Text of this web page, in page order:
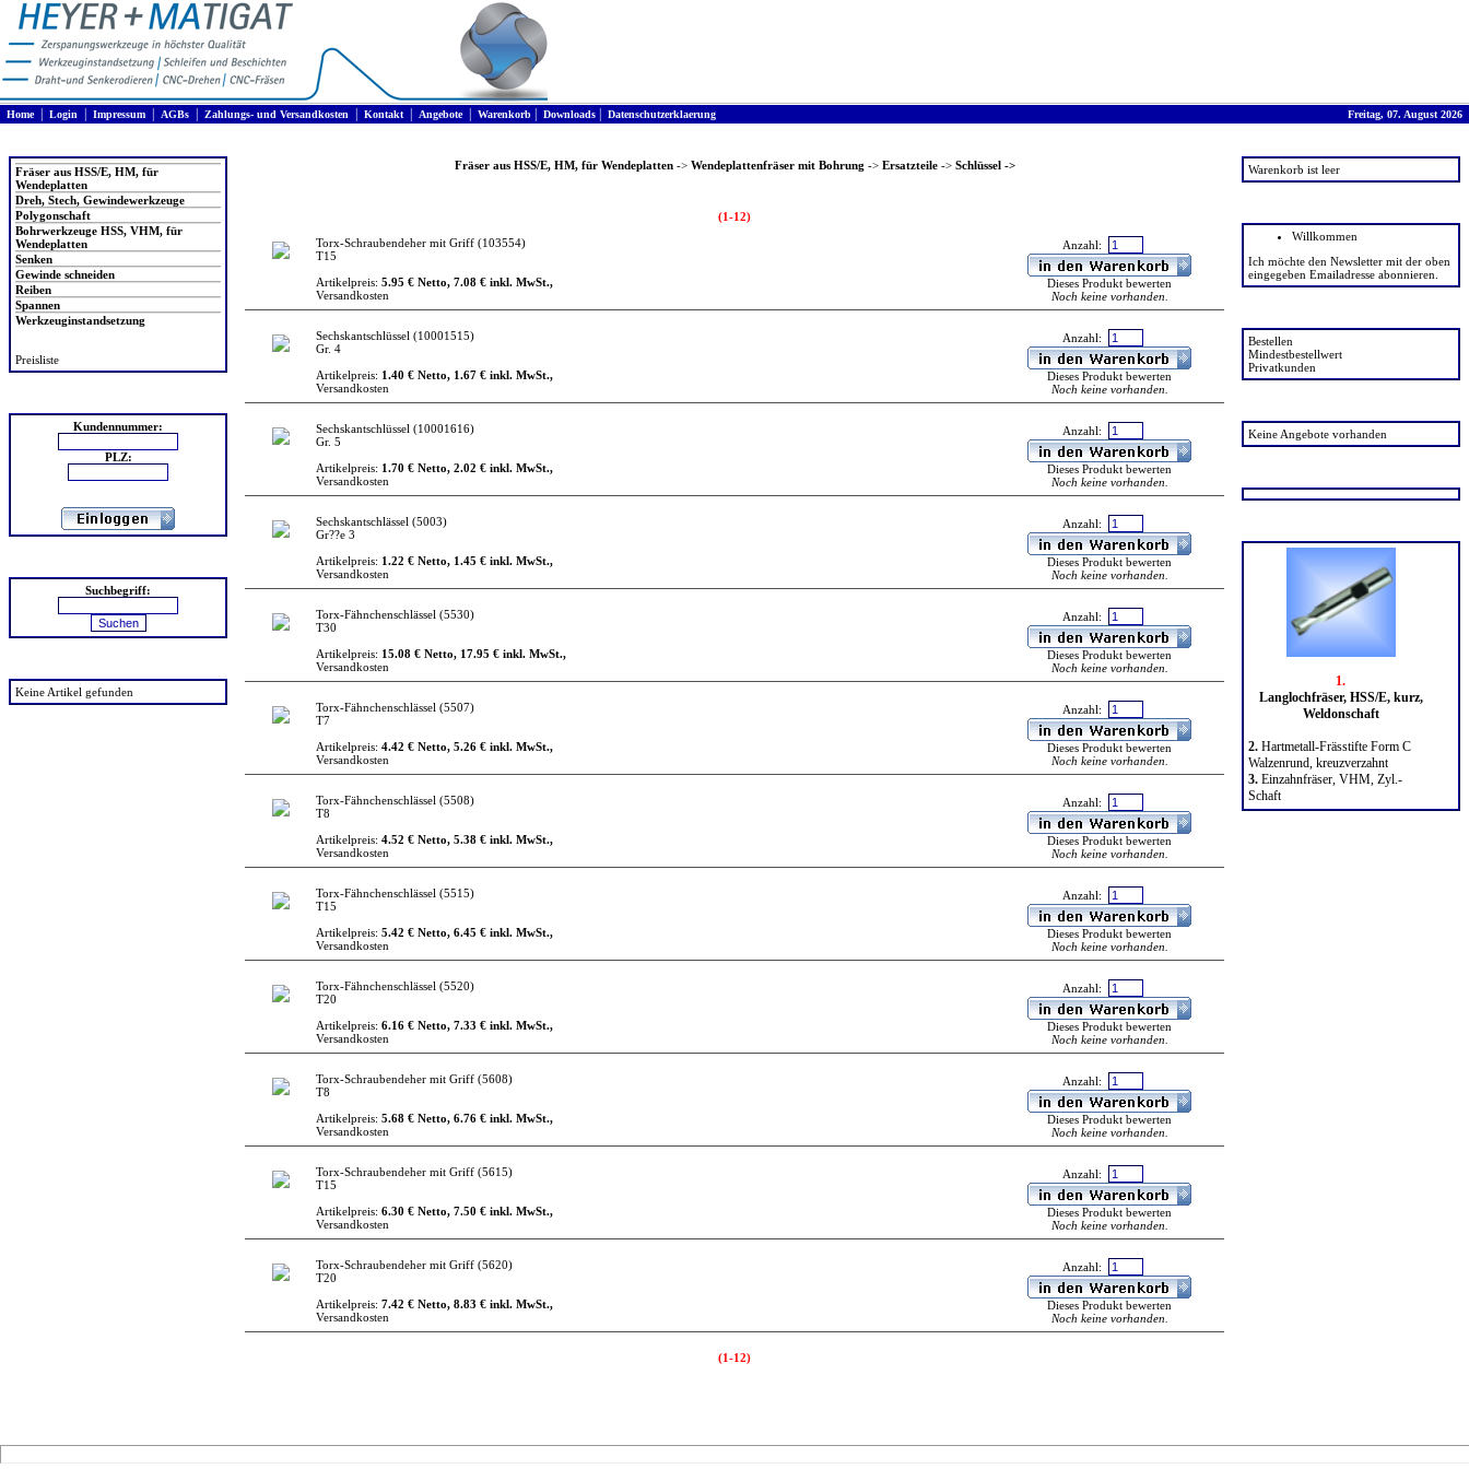
Home| Login Impressum AGBs Zahlungs- und Versandkosten Kontakt| Angebote| Warenkorb Downloads Datenschutzerklaerung Freitag, 07. August 2026
Fräser aus HSS/E, HM, für
Wendeplatten
Dreh, Stech, Gewindewerkzeuge
Polygonschaft
Bohrwerkzeuge HSS, VHM, für
Wendeplatten
Senken
Gewinde schneiden
Reiben
Spannen
Werkzeuginstandsetzung
Preisliste
Kundennummer:
PLZ:
Suchbegriff:
Keine Artikel gefunden
Fräser aus HSS/E, HM, für Wendeplatten-> Wendeplattenfräser mit Bohrung -> Ersatzteile-> Schlüssel->
(1-12)
Torx-Schraubendeher mit Griff (103554)
T15
Artikelpreis: 5.95 € Netto, 7.08 € inkl. MwSt.,
Versandkosten
Anzahl:
Dieses Produkt bewerten
Noch keine vorhanden.
Sechskantschlüssel (10001515)
Gr. 4
Artikelpreis: 1.40 € Netto, 1.67 € inkl. MwSt.,
Versandkosten
Anzahl:
Dieses Produkt bewerten
Noch keine vorhanden.
Sechskantschlüssel (10001616)
Gr. 5
Artikelpreis: 1.70 € Netto, 2.02 € inkl. MwSt.,
Versandkosten
Anzahl:
Dieses Produkt bewerten
Noch keine vorhanden.
Sechskantschlässel (5003)
Gr??e 3
Artikelpreis: 1.22 € Netto, 1.45 € inkl. MwSt.,
Versandkosten
Anzahl:
Dieses Produkt bewerten
Noch keine vorhanden.
Torx-Fähnchenschlässel (5530)
T30
Artikelpreis: 15.08 € Netto, 17.95 € inkl. MwSt.,
Versandkosten
Anzahl:
Dieses Produkt bewerten
Noch keine vorhanden.
Torx-Fähnchenschlässel (5507)
T7
Artikelpreis: 4.42 € Netto, 5.26 € inkl. MwSt.,
Versandkosten
Anzahl:
Dieses Produkt bewerten
Noch keine vorhanden.
Torx-Fähnchenschlässel (5508)
T8
Artikelpreis: 4.52 € Netto, 5.38 € inkl. MwSt.,
Versandkosten
Anzahl:
Dieses Produkt bewerten
Noch keine vorhanden.
Torx-Fähnchenschlässel (5515)
T15
Artikelpreis: 5.42 € Netto, 6.45 € inkl. MwSt.,
Versandkosten
Anzahl:
Dieses Produkt bewerten
Noch keine vorhanden.
Torx-Fähnchenschlässel (5520)
T20
Artikelpreis: 6.16 € Netto, 7.33 € inkl. MwSt.,
Versandkosten
Anzahl:
Dieses Produkt bewerten
Noch keine vorhanden.
Torx-Schraubendeher mit Griff (5608)
T8
Artikelpreis: 5.68 € Netto, 6.76 € inkl. MwSt.,
Versandkosten
Anzahl:
Dieses Produkt bewerten
Noch keine vorhanden.
Torx-Schraubendeher mit Griff (5615)
T15
Artikelpreis: 6.30 € Netto, 7.50 € inkl. MwSt.,
Versandkosten
Anzahl:
Dieses Produkt bewerten
Noch keine vorhanden.
Torx-Schraubendeher mit Griff (5620)
T20
Artikelpreis: 7.42 € Netto, 8.83 € inkl. MwSt.,
Versandkosten
Anzahl:
Dieses Produkt bewerten
Noch keine vorhanden.
(1-12)
Warenkorb ist leer
Willkommen
Ich möchte den Newsletter mit der oben
eingegeben Emailadresse abonnieren.
Bestellen
Mindestbestellwert
Privatkunden
Keine Angebote vorhanden
1.
Langlochfräser, HSS/E, kurz,
Weldonschaft
2. Hartmetall-Frässtifte Form C
Walzenrund, kreuzverzahnt
3. Einzahnfräser, VHM, Zyl.-
Schaft